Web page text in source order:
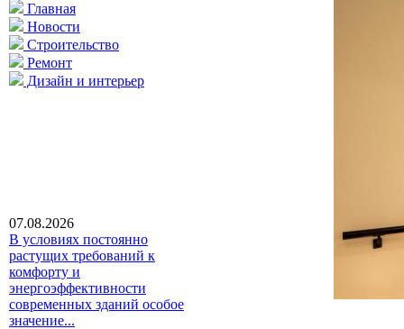
Главная
Новости
Строительство
Ремонт
Дизайн и интерьер
07.08.2026
В условиях постоянно
растущих требований к
комфорту и
энергоэффективности
современных зданий особое
значение...